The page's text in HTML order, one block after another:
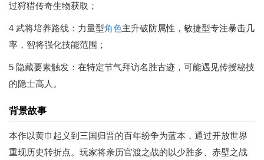
过狩猎传奇生物获取；
4 武将培养路线：力量型角色主升破防属性，敏捷型专注暴击几
率，智将强化技能范围；
5 隐藏要素触发：在特定节气拜访名胜古迹，可能遇见传授秘技
的隐士高人。
背景故事
本作以黄巾起义到三国归晋的百年纷争为蓝本，通过开放世界
重现历史转折点。玩家将亲历官渡之战的以少胜多、赤壁之战